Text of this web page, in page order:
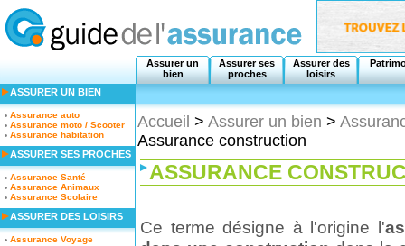
Assurer un
bien
Assurer ses
proches
Assurer des
loisirs
Accueil > Assurer un bien >
Assurance construction
ASSURANCE
Ce terme désigne à l'origine l'
ASSURER UN BIEN
Assurance auto
Assurance moto / Scooter
Assurance habitation
ASSURER SES PROCHES
Assurance Santé
Assurance Animaux
Assurance Scolaire
ASSURER DES LOISIRS
Assurance Voyage